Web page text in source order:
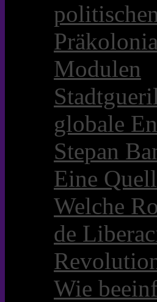
Modulen
globale
Stepan
Eine
Welche
de
Wie